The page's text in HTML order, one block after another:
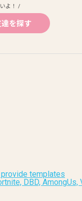
よ！ /
を探す
provide templates
DBD, AmongUs,